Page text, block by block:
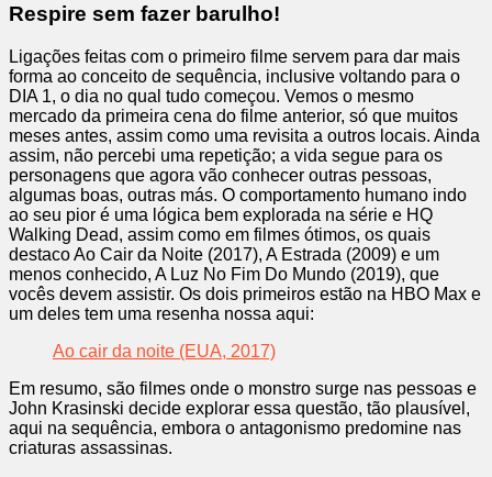
Respire sem fazer barulho!
Ligações feitas com o primeiro filme servem para dar mais
forma ao conceito de sequência, inclusive voltando para o
DIA 1, o dia no qual tudo começou. Vemos o mesmo
mercado da primeira cena do filme anterior, só que muitos
meses antes, assim como uma revisita a outros locais. Ainda
assim, não percebi uma repetição; a vida segue para os
personagens que agora vão conhecer outras pessoas,
algumas boas, outras más. O comportamento humano indo
ao seu pior é uma lógica bem explorada na série e HQ
Walking Dead, assim como em filmes ótimos, os quais
destaco Ao Cair da Noite (2017), A Estrada (2009) e um
menos conhecido, A Luz No Fim Do Mundo (2019), que
vocês devem assistir. Os dois primeiros estão na HBO Max e
um deles tem uma resenha nossa aqui:
Ao cair da noite (EUA, 2017)
Em resumo, são filmes onde o monstro surge nas pessoas e
John Krasinski decide explorar essa questão, tão plausível,
aqui na sequência, embora o antagonismo predomine nas
criaturas assassinas.